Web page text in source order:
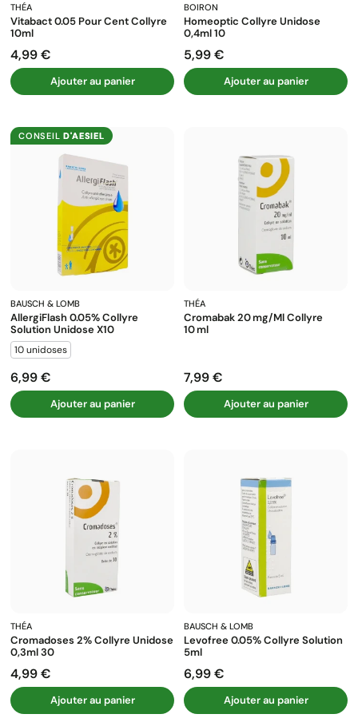
THÉA
Vitabact 0.05 Pour Cent Collyre
10ml
Prix
4,99 €
Ajouter au panier
BOIRON
Homeoptic Collyre Unidose
0,4ml 10
Prix
5,99 €
Ajouter au panier
CONSEILD'AESIEL
BAUSCH & LOMB
AllergiFlash 0.05% Collyre
Solution Unidose X10
10 unidoses
Prix
6,99 €
Ajouter au panier
THÉA
Cromabak 20 Mg/ml Collyre
10 Ml
Prix
7,99 €
Ajouter au panier
THÉA
Cromadoses 2% Collyre Unidose
0,3ml 30
Prix
4,99 €
Ajouter au panier
BAUSCH & LOMB
Levofree 0.05% Collyre Solution
5ml
Prix
6,99 €
Ajouter au panier